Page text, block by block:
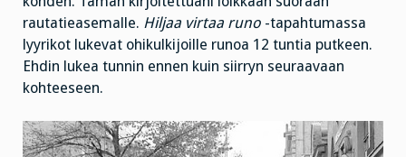
rautatieasemalle. Hiljaa virtaa runo -tapahtumassa
lyyrikot lukevat ohikulkijoille runoa 12 tuntia putkeen.
Ehdin lukea tunnin ennen kuin siirryn seuraavaan
kohteeseen.